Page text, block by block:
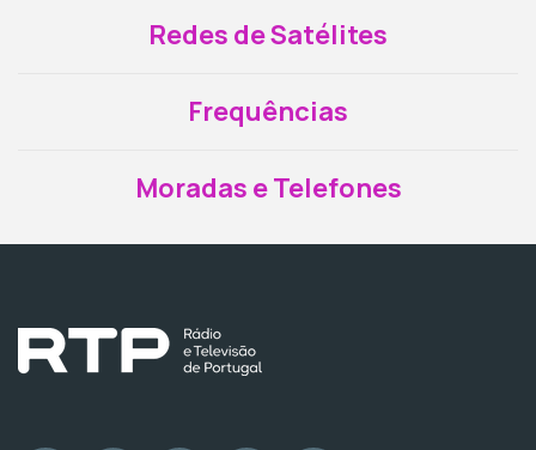
Redes de Satélites
Frequências
Moradas e Telefones